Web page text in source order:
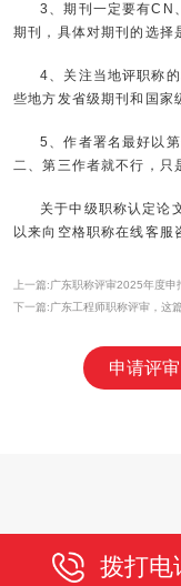
3、期刊一定要有CN
期刊，具体对期刊的选择
4、关注当地评职称
些地方发省级期刊和国家
5、作者署名最好以
二、第三作者就不行，只
关于中级职称认定论
以来向空格职称在线客服
上一篇:广东职称评审2025年度
下一篇:广东工程师职称评审，这
申请评
拨打电